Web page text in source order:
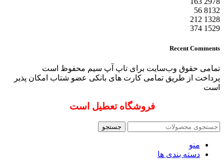
8132
56
1328
212
1529
374
Recent Comments
تمامی حقوق وب‌سایت برای تاپ آپ سیم محفوظ است
پرداخت از طریق تمامی کارت های بانکی عضو شتاب امکان پذیر
است
فروشگاه تعطیل است
جستجو
منو
دسته بندی ها